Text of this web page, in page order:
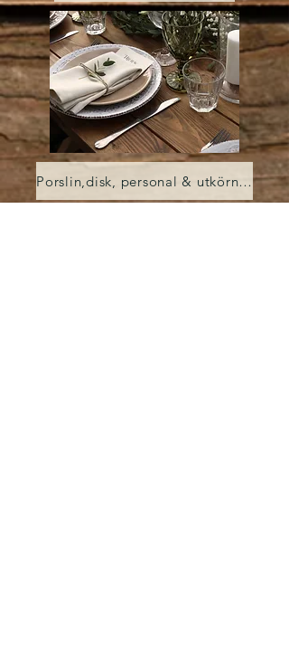
Porslin,disk, personal & utkörning